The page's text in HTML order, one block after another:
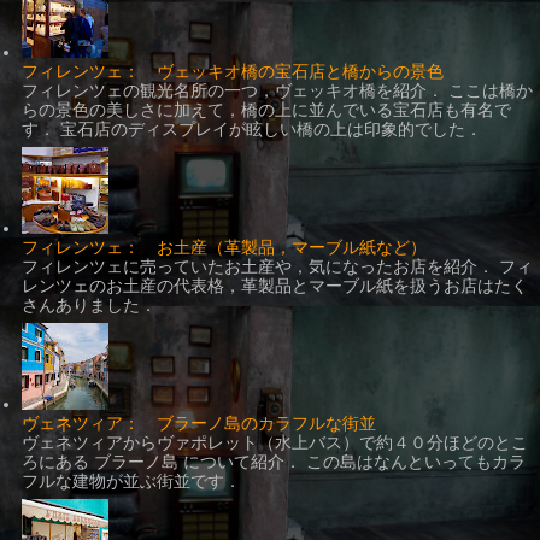
フィレンツェ： ヴェッキオ橋の宝石店と橋からの景色
フィレンツェの観光名所の一つ，ヴェッキオ橋を紹介． ここは橋か
らの景色の美しさに加えて，橋の上に並んでいる宝石店も有名で
す． 宝石店のディスプレイが眩しい橋の上は印象的でした．
フィレンツェ： お土産（革製品，マーブル紙など）
フィレンツェに売っていたお土産や，気になったお店を紹介． フィ
レンツェのお土産の代表格，革製品とマーブル紙を扱うお店はたく
さんありました．
ヴェネツィア： ブラーノ島のカラフルな街並
ヴェネツィアからヴァポレット（水上バス）で約４０分ほどのとこ
ろにある ブラーノ島 について紹介． この島はなんといってもカラ
フルな建物が並ぶ街並です．